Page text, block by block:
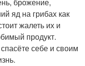
брожение,
яд на грибах как
жалеть их и
продукт.
себе и своим